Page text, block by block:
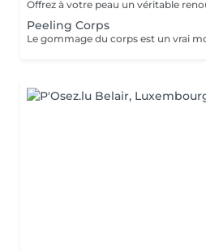
Peeling Corps